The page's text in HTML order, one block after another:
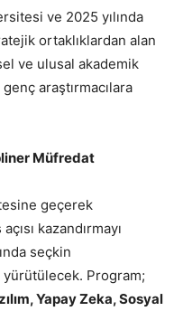
ve 2025 yılında
ortaklıklardan alan
ve ulusal akademik
araştırmacılara
Müfredat
geçerek
kazandırmayı
seçkin
Program;
Yapay Zeka, Sosyal